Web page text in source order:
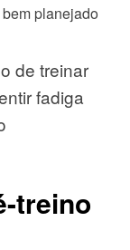
planejado
de treinar
fadiga
treino